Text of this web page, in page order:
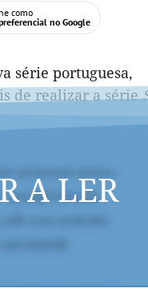
como
no Google
série portuguesa,
de realizar a série
A LER